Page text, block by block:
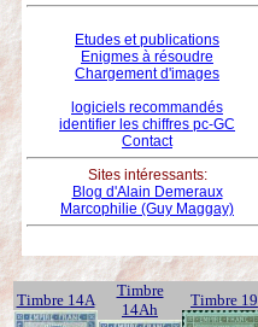
Etudes et publications
Enigmes à résoudre
Chargement d'images
logiciels recommandés
identifier les chiffres pc-GC
Contact
Sites intéressants:
Blog d'Alain Demeraux
Marcophilie (Guy Maggay)
Timbre 14A
Timbre
14Ah
Timbre 19